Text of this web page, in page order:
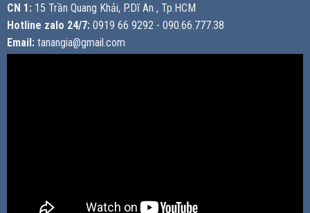
CN 1: 15 Trần Quang Khải, P.Dĩ An , Tp.HCM
Hotline zalo 24/7: 0919 66 9292 - 090.66.777.38
Email: tanangia@gmail.com